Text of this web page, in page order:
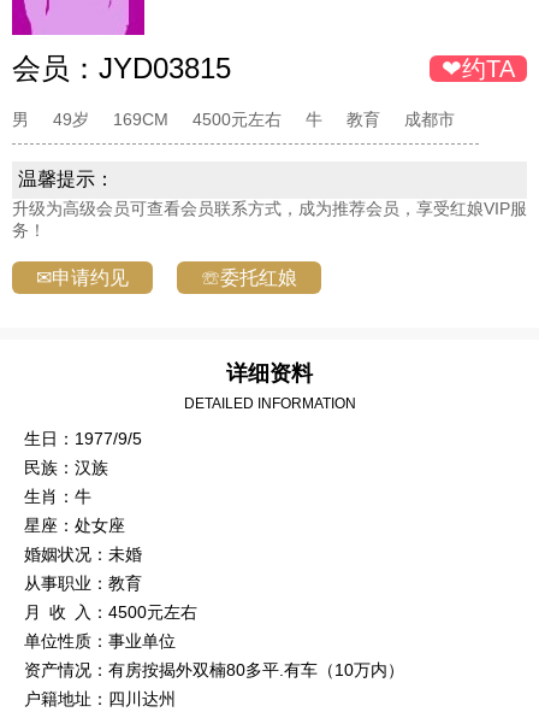
会员： JYD03815 ❤约TA
男 49岁 169CM 4500元左右 牛 教育 成都市
温馨提示：
升级为高级会员可查看会员联系方式，成为推荐会员，享受红娘VIP服
务！
✉申请约见 ☏委托红娘
详细资料
DETAILED INFORMATION
生日：1977/9/5
民族：汉族
生肖：牛
星座：处女座
婚姻状况：未婚
从事职业：教育
月 收 入：4500元左右
单位性质：事业单位
资产情况：有房按揭外双楠80多平.有车（10万内）
户籍地址：四川达州